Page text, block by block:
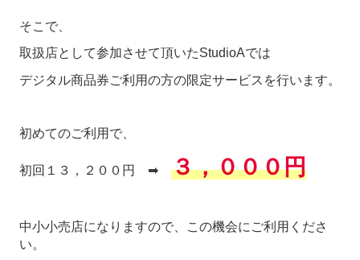
そこで、
取扱店として参加させて頂いたStudioAでは
デジタル商品券ご利用の方の限定サービスを行います。
初めてのご利用で、
初回１３，２００円 ➡ ３，０００円
中小小売店になりますので、この機会にご利用くださ
い。